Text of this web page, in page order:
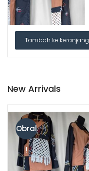
Tambah ke keranjang
New Arrivals
Obral
!